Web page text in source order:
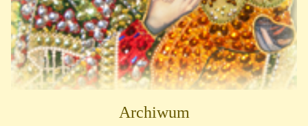
Archiwum